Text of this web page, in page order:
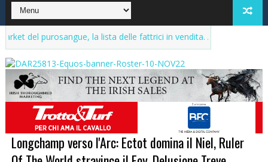
purosangue, la lista delle fattrici in vendita. Aggiornamenti continui
Longchamp verso l'Arc: Ectot domina il Niel, Ruler